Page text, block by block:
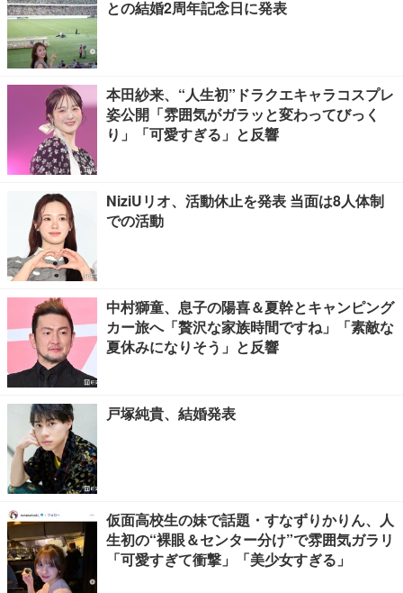
との結婚2周年記念日に発表
本田紗来、“人生初”ドラクエキャラコスプレ
姿公開「雰囲気がガラッと変わってびっく
り」「可愛すぎる」と反響
NiziUリオ、活動休止を発表 当面は8人体制
での活動
中村獅童、息子の陽喜＆夏幹とキャンピング
カー旅へ「贅沢な家族時間ですね」「素敵な
夏休みになりそう」と反響
戸塚純貴、結婚発表
仮面高校生の妹で話題・すなずりかりん、人
生初の“裸眼＆センター分け”で雰囲気ガラリ
「可愛すぎて衝撃」「美少女すぎる」